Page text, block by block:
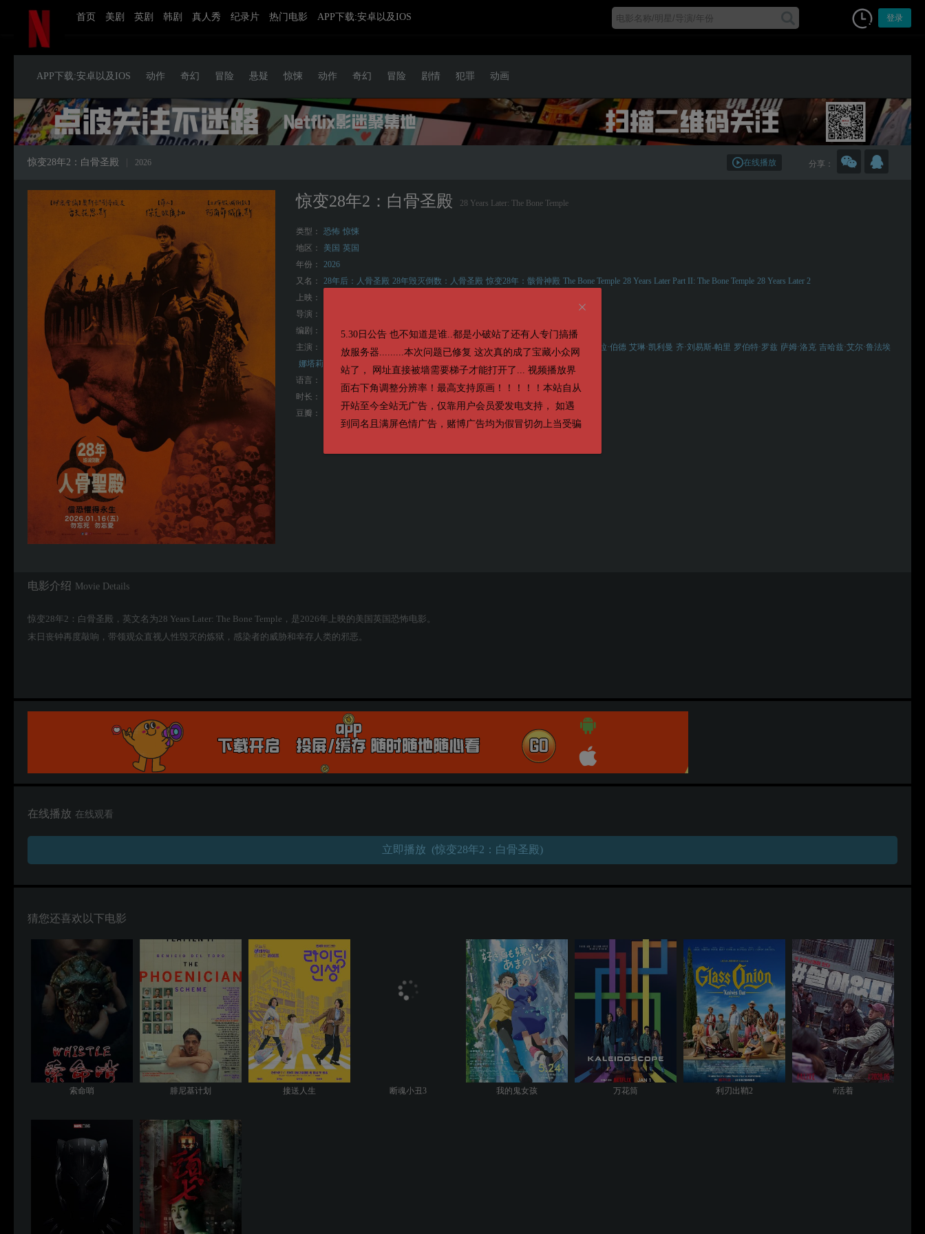
首页 美剧 英剧 韩剧 真人秀 纪录片 热门电影 APP下载:安卓以及IOS 登录
5.30日公告 也不知道是谁..都是小破站了还有人专门搞播
放服务器.........本次问题已修复 这次真的成了宝藏小众网
站了， 网址直接被墙需要梯子才能打开了... 视频播放界
面右下角调整分辨率！最高支持原画！！！！！本站自从
开站至今全站无广告，仅靠用户会员爱发电支持， 如遇
到同名且满屏色情广告，赌博广告均为假冒切勿上当受骗
APP下载:安卓以及IOS 动作 奇幻 冒险 悬疑 惊悚 动作 奇幻 冒险 剧情 犯罪 动画
惊变28年2：白骨圣殿 2026 分享：
在线播放
惊变28年2：白骨圣殿 28 Years Later: The Bone Temple
类型： 恐怖 惊悚
地区：
美国 英国
年份：
2026
又名：
28年后：人骨圣殿 28年毁灭倒数：人骨圣殿 惊变28年：骸骨神殿 The Bone Temple 28 Years Later Part II: The Bone Temple 28 Years Later 2
上映：
导演：
编剧：
亚历克斯·加兰
主演：
阿尔菲·威廉姆斯 拉尔夫·费因斯 杰克·奥康奈尔 基里安·墨菲 艾玛·莱尔德 毛拉·伯德 艾琳·凯利曼 齐·刘易斯-帕里 罗伯特·罗兹 萨姆·洛克 吉哈兹·艾尔·鲁法埃
娜塔莉·库斯托
Elliot Benn
语言：
时长：
豆瓣：
电影介绍 Movie Details
惊变28年2：白骨圣殿，英文名为28 Years Later: The Bone Temple，是2026年上映的美国英国恐怖电影。
末日丧钟再度敲响，带领观众直视人性毁灭的炼狱，感染者的威胁和幸存人类的邪恶。
在线播放 在线观看
立即播放 (惊变28年2：白骨圣殿)
猜您还喜欢以下电影
索命哨 腓尼基计划 接送人生 断魂小丑3 我的鬼女孩 万花筒 利刃出鞘2 #活着